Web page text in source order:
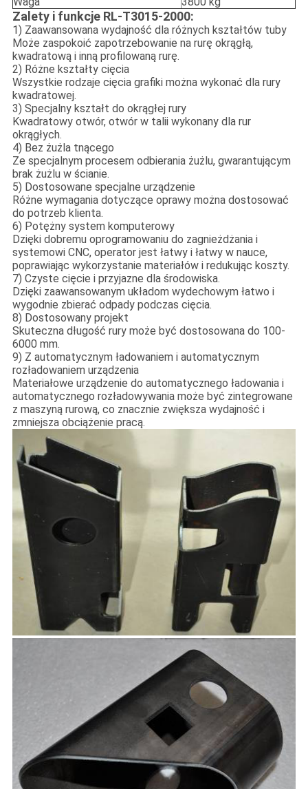
Zalety i funkcje RL-T3015-2000:
1) Zaawansowana wydajność dla różnych kształtów tuby
Może zaspokoić zapotrzebowanie na rurę okrągłą,
kwadratową i inną profilowaną rurę.
2) Różne kształty cięcia
Wszystkie rodzaje cięcia grafiki można wykonać dla rury
kwadratowej.
3) Specjalny kształt do okrągłej rury
Kwadratowy otwór, otwór w talii wykonany dla rur
okrągłych.
4) Bez żużla tnącego
Ze specjalnym procesem odbierania żużlu, gwarantującym
brak żużlu w ścianie.
5) Dostosowane specjalne urządzenie
Różne wymagania dotyczące oprawy można dostosować
do potrzeb klienta.
6) Potężny system komputerowy
Dzięki dobremu oprogramowaniu do zagnieżdżania i
systemowi CNC, operator jest łatwy i łatwy w nauce,
poprawiając wykorzystanie materiałów i redukując koszty.
7) Czyste cięcie i przyjazne dla środowiska.
Dzięki zaawansowanym układom wydechowym łatwo i
wygodnie zbierać odpady podczas cięcia.
8) Dostosowany projekt
Skuteczna długość rury może być dostosowana do 100-
6000 mm.
9) Z automatycznym ładowaniem i automatycznym
rozładowaniem urządzenia
Materiałowe urządzenie do automatycznego ładowania i
automatycznego rozładowywania może być zintegrowane
z maszyną rurową, co znacznie zwiększa wydajność i
zmniejsza obciążenie pracą.